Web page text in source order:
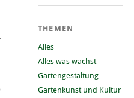
THEMEN
Alles
Alles was wächst
Gartengestaltung
Gartenkunst und Kultur